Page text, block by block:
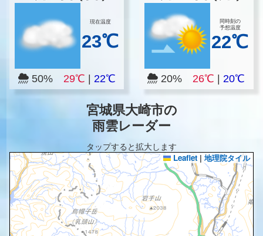
現在温度
23℃
50% 29℃ 22℃
同時刻の
予想温度
22℃
20%26℃ |20℃
宮城県大崎市の
雨雲レーダー
タップすると拡大します
Leaflet | 地理院タイル